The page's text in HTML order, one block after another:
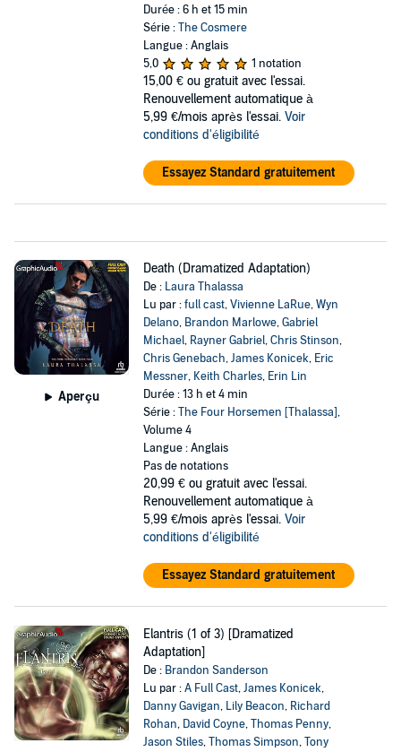
Durée : 6 h et 15 min
Série :The Cosmere
Langue : Anglais
5,0
1 notation
15,00 € ou gratuit avec l'essai.
Renouvellement automatique à
5,99 €/mois après l'essai. Voir
conditions d'éligibilité
Essayez Standard gratuitement
Aperçu
Death (Dramatized Adaptation)
De : Laura Thalassa
Lu par :full cast,Vivienne LaRue,Wyn
Delano, Brandon Marlowe,Gabriel
Michael, Rayner Gabriel,Chris Stinson,
Chris Genebach,James Konicek, Eric
Messner, Keith Charles, Erin Lin
Durée : 13 h et 4 min
Série :The Four Horsemen [Thalassa],
Volume 4
Langue : Anglais
Pas de notations
20,99 € ou gratuit avec l'essai.
Renouvellement automatique à
5,99 €/mois après l'essai. Voir
conditions d'éligibilité
Essayez Standard gratuitement
Elantris (1 of 3) [Dramatized
Adaptation]
De : Brandon Sanderson
Lu par :A Full Cast,James Konicek,
Danny Gavigan, Lily Beacon, Richard
Rohan, David Coyne,Thomas Penny,
Jason Stiles,Thomas Simpson,Tony